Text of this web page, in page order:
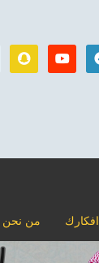
من نحن